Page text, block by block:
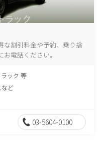
な割引料金や予約、乗り捨
電話ください。
ック 等
など
03-5604-0100